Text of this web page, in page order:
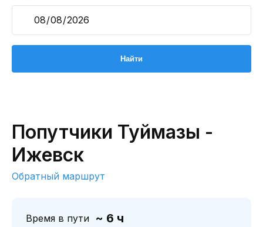
Попутчики Туймазы -
Ижевск
Обратный маршрут
Время в пути ~ 6 ч